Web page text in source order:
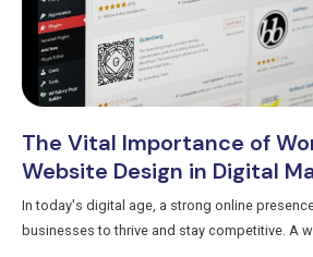
The Vital Importance of
Website Design in Digital
In today's digital age, a strong online
businesses to thrive and stay competitive. A